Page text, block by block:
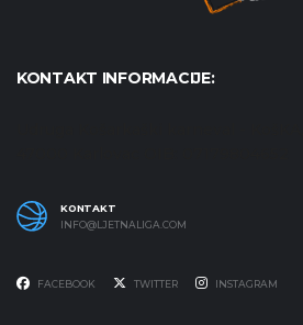
KONTAKT INFORMACIJE:
KONTAKT
INFO@LJETNALIGA.COM
FACEBOOK TWITTER INSTAGRAM